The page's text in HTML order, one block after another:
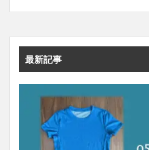
最新記事